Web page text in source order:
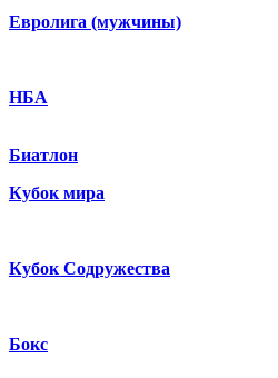
Евролига (мужчины)
НБА
Биатлон
Кубок мира
Кубок Содружества
Бокс